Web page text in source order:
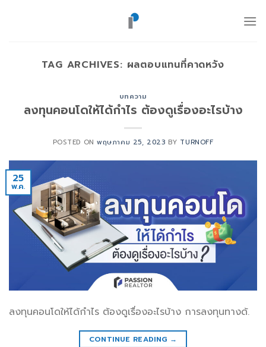
TAG ARCHIVES: ผลตอบแทนที่คาดหวัง
บทความ
ลงทุนคอนโดให้ได้กำไร ต้องดูเรื่องอะไรบ้าง
POSTED ONพฤษภาคม 25, 2023 BY TURNOFF
25
พ.ค.
ลงทุนคอนโดให้ได้กำไร ต้องดูเรื่องอะไรบ้าง การลงทุนทางด้.
CONTINUE READING →